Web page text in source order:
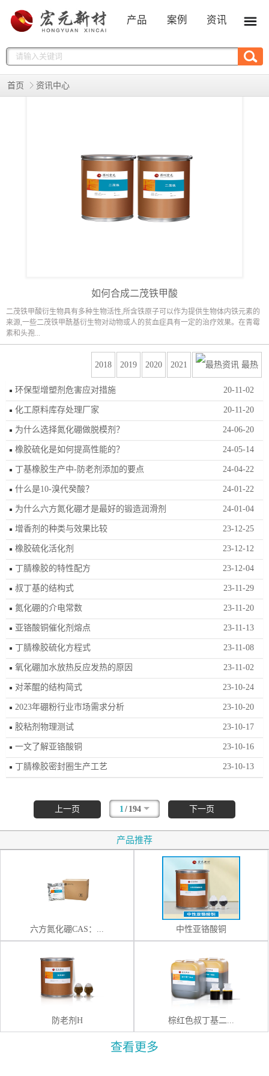
产品 案例 资讯
首页 资讯中心
如何合成二茂铁甲酸
二茂铁甲酸衍生物具有多种生物活性,所含铁原子可以作为提供生物体内铁元素的
来源,一些二茂铁甲酰基衍生物对动物或人的贫血症具有一定的治疗效果。在青霉
素和头孢...
2018 2019 2020 2021 最热
环保型增塑剂危害应对措施 20-11-02
化工原料库存处理厂家 20-11-20
为什么选择氮化硼做脱模剂？ 24-06-20
橡胶硫化是如何提高性能的？ 24-05-14
丁基橡胶生产中-防老剂添加的要点 24-04-22
什么是10-溴代癸酸？ 24-01-22
为什么六方氮化硼才是最好的锻造润滑剂 24-01-04
增香剂的种类与效果比较 23-12-25
橡胶硫化活化剂 23-12-12
丁腈橡胶的特性配方 23-12-04
叔丁基的结构式 23-11-29
氮化硼的介电常数 23-11-20
亚铬酸铜催化剂熔点 23-11-13
丁腈橡胶硫化方程式 23-11-08
氧化硼加水放热反应发热的原因 23-11-02
对苯醌的结构简式 23-10-24
2023年硼粉行业市场需求分析 23-10-20
胶粘剂物理测试 23-10-17
一文了解亚铬酸铜 23-10-16
丁腈橡胶密封圈生产工艺 23-10-13
上一页 1 / 194 下一页
产品推荐
六方氮化硼CAS：... 中性亚铬酸铜
防老剂H 棕红色叔丁基二...
查看更多